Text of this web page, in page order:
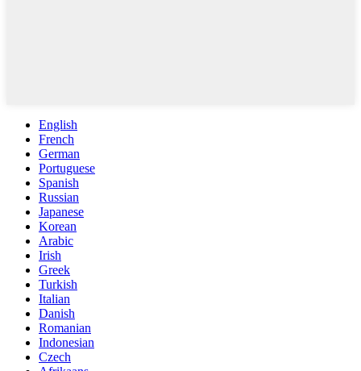
English
French
German
Portuguese
Spanish
Russian
Japanese
Korean
Arabic
Irish
Greek
Turkish
Italian
Danish
Romanian
Indonesian
Czech